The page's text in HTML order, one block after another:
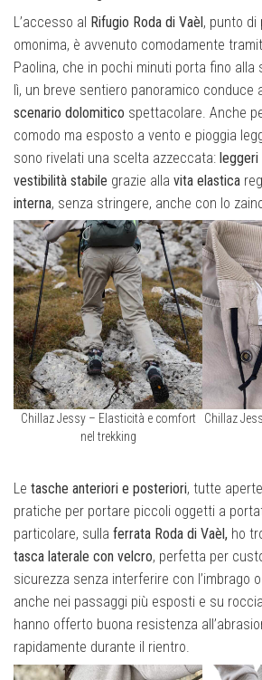
L’accesso al Rifugio Roda di Vaèl, punto di
omonima, è avvenuto comodamente
Paolina, che in pochi minuti porta fino alla
lì, un breve sentiero panoramico conduce
scenario dolomitico spettacolare. Anche
comodo ma esposto a vento e pioggia
sono rivelati una scelta azzeccata:
vestibilità stabile grazie alla vita elastica
interna, senza stringere, anche con lo
Chillaz Jessy – Elasticità e comfort
nel trekking
Chillaz
Le tasche anteriori e posteriori, tutte
pratiche per portare piccoli oggetti a
particolare, sulla ferrata Roda di Vaèl, ho
tasca laterale con velcro, perfetta per
sicurezza senza interferire con l’imbrago
anche nei passaggi più esposti e su
hanno offerto buona resistenza
rapidamente durante il rientro.